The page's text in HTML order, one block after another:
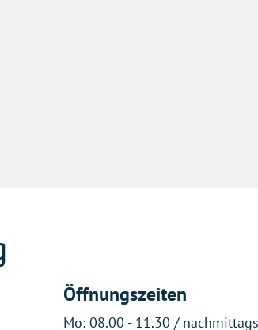
Öffnungszeiten
Mo: 08.00 - 11.30 /